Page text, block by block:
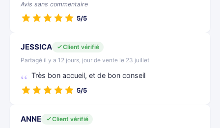
Avis sans commentaire
5/5
JESSICA
Client vérifié
Partagé il y a 12 jours, jour de vente le 23 juillet
Très bon accueil, et de bon conseil
5/5
ANNE
Client vérifié